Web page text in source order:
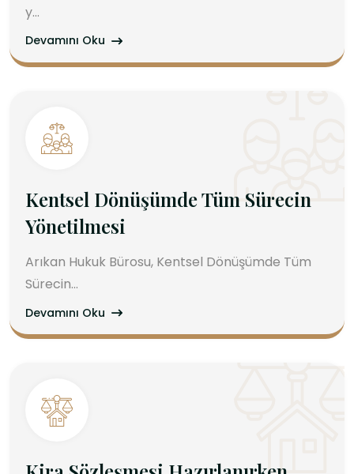
y...
Devamını Oku
Kentsel Dönüşümde Tüm Sürecin
Yönetilmesi
Arıkan Hukuk Bürosu, Kentsel Dönüşümde Tüm
Sürecin...
Devamını Oku